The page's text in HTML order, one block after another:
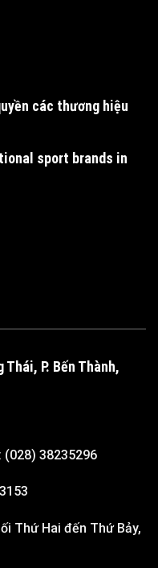
các thương hiệu
sport brands in
P. Bến Thành,
(028) 38235296
Thứ Hai đến Thứ Bảy,